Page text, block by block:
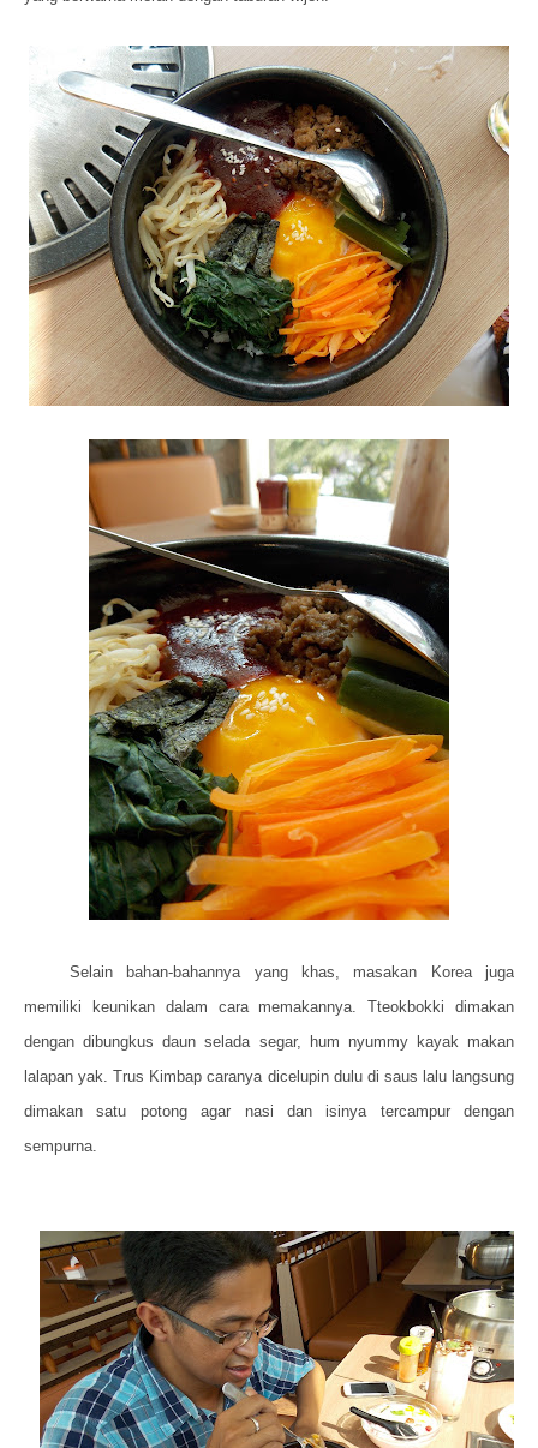
Selain bahan-bahannya yang khas, masakan Korea juga
memiliki keunikan dalam cara memakannya. Tteokbokki dimakan
dengan dibungkus daun selada segar, hum nyummy kayak makan
lalapan yak. Trus Kimbap caranya dicelupin dulu di saus lalu langsung
dimakan satu potong agar nasi dan isinya tercampur dengan
sempurna.